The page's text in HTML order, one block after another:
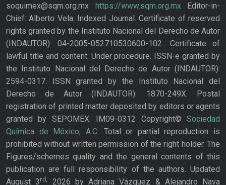
soquimex@sqm.org.mx https://www.sqm.org.mxEditor-in-
Chief: Alberto Vela. Indexed Journal. Certificate of reserved
rights granted by the Instituto Nacional del Derecho de Autor
(INDAUTOR): 04-2005-052710530600-102. Certificate of
lawful title and content: Under procedure. ISSN-e granted by
the Instituto Nacional del Derecho de Autor (INDAUTOR):
2594-0317. ISSN granted by the Instituto Nacional del
Derecho de Autor (INDAUTOR): 1870-249X. Postal
registration of printed matter deposited by editors or agents
granted by SEPOMEX: IM09-0312 Copyright© Sociedad
Química de México, A.C. Total or partial reproduction is
prohibited without written permission of the right holder. The
Figures/schemes quality and the general contents of this
publication are full responsibility of the authors. Updated
August 3rd, 2026 by Adriana Vázquez & Alejandro Nava